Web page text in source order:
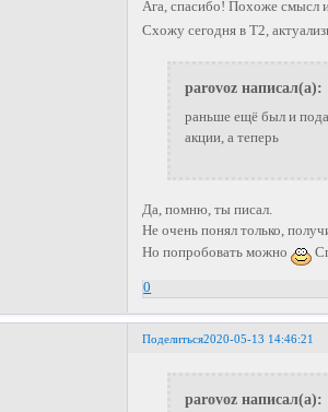
Ага, спасибо! Похоже смысл
Схожу сегодня в Т2,
parovoz написал(а):
раньше ещё был и
акции, а теперь
Да, помню, ты писал.
Не очень понял только,
Но попробовать можно
0
Поделиться2020-05-13 14:46:21
parovoz написал(а):